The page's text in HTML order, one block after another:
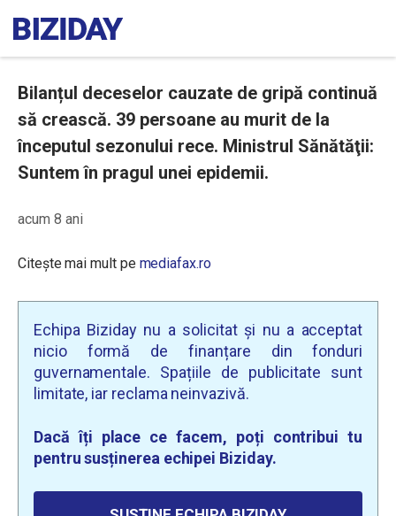
Bilanțul deceselor cauzate de gripă continuă
să crească. 39 persoane au murit de la
începutul sezonului rece. Ministrul Sănătăţii:
Suntem în pragul unei epidemii.
acum 8 ani
Citește mai mult pe mediafax.ro
Echipa Biziday nu a solicitat și nu a acceptat
nicio formă de finanțare din fonduri
guvernamentale. Spațiile de publicitate sunt
limitate, iar reclama neinvazivă.
Dacă îți place ce facem, poți contribui tu
pentru susținerea echipei Biziday.